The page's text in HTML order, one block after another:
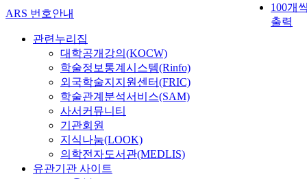
100개
출력
ARS 번호안내
관련누리집
대학공개강의(KOCW)
학술정보통계시스템(Rinfo)
외국학술지지원센터(FRIC)
학술관계분석서비스(SAM)
사서커뮤니티
기관회원
지식나눔(LOOK)
의학전자도서관(MEDLIS)
유관기관 사이트